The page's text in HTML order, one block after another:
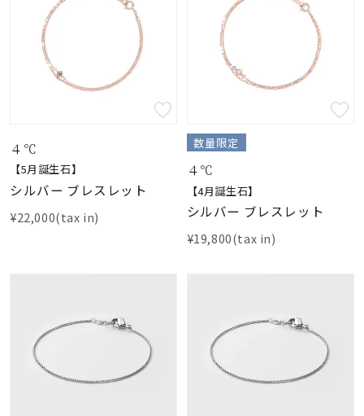
石の色
着用シーン
コレクション
メンズ
リングサイズ
４℃
【5月誕生石】
シルバー ブレスレット
¥22,000(tax in)
数量限定
４℃
【4月誕生石】
シルバー ブレスレット
¥19,800(tax in)